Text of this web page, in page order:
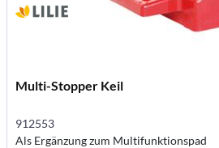
Multi-Stopper Keil
912553
Als Ergänzung zum Multifunktionspad